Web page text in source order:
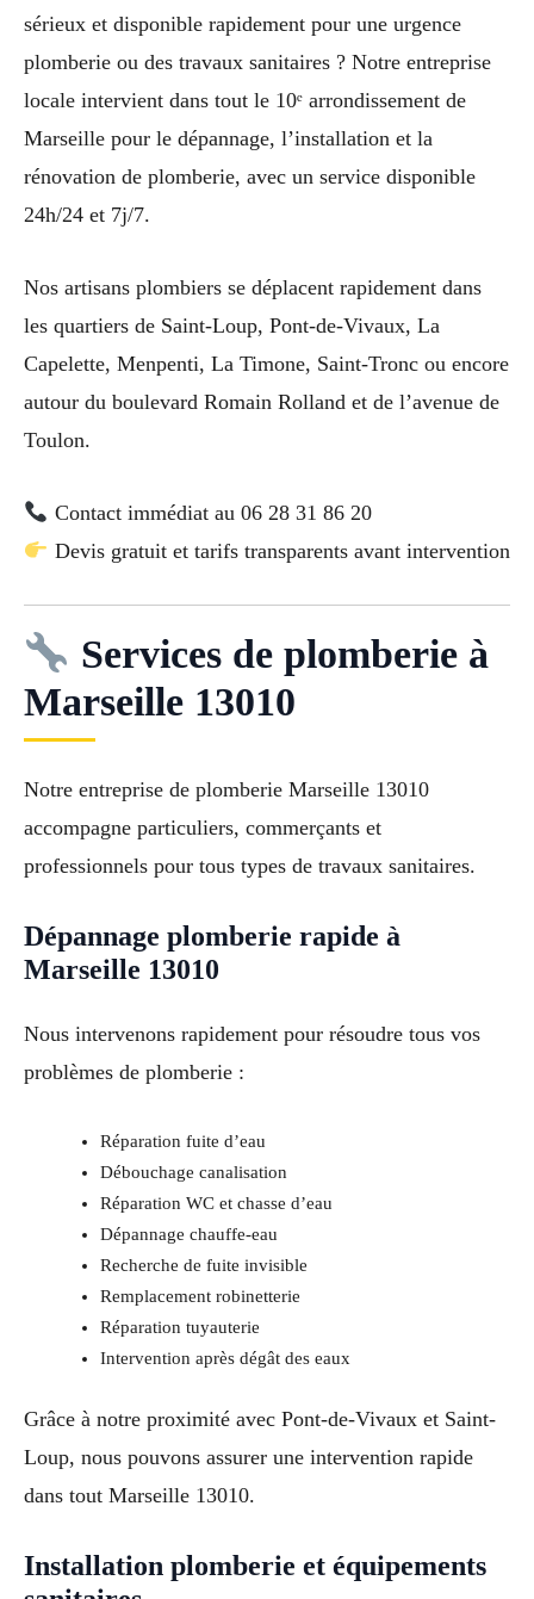
sérieux et disponible rapidement pour une urgence
plomberie ou des travaux sanitaires ? Notre entreprise
locale intervient dans tout le 10ᵉ arrondissement de
Marseille pour le dépannage, l’installation et la
rénovation de plomberie, avec un service disponible
24h/24 et 7j/7.
Nos artisans plombiers se déplacent rapidement dans
les quartiers de Saint-Loup, Pont-de-Vivaux, La
Capelette, Menpenti, La Timone, Saint-Tronc ou encore
autour du boulevard Romain Rolland et de l’avenue de
Toulon.
Contact immédiat au 06 28 31 86 20
Devis gratuit et tarifs transparents avant intervention
Services de plomberie à
Marseille 13010
Notre entreprise de plomberie Marseille 13010
accompagne particuliers, commerçants et
professionnels pour tous types de travaux sanitaires.
Dépannage plomberie rapide à
Marseille 13010
Nous intervenons rapidement pour résoudre tous vos
problèmes de plomberie :
Réparation fuite d’eau
Débouchage canalisation
Réparation WC et chasse d’eau
Dépannage chauffe-eau
Recherche de fuite invisible
Remplacement robinetterie
Réparation tuyauterie
Intervention après dégât des eaux
Grâce à notre proximité avec Pont-de-Vivaux et Saint-
Loup, nous pouvons assurer une intervention rapide
dans tout Marseille 13010.
Installation plomberie et équipements